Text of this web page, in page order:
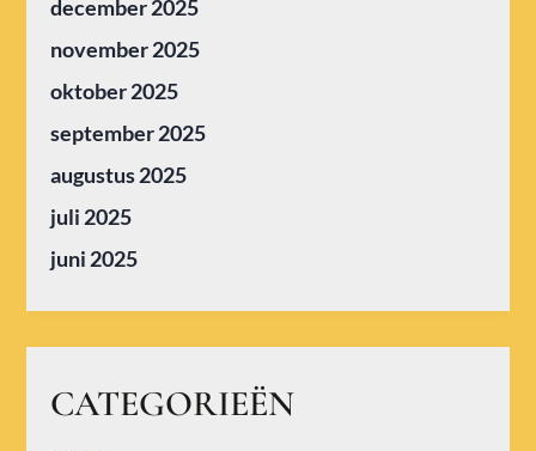
december 2025
november 2025
oktober 2025
september 2025
augustus 2025
juli 2025
juni 2025
CATEGORIEËN